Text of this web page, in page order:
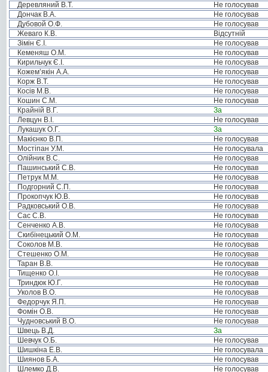
Деревляний В.Т.
Не голосував
Дончак В.А.
Не голосував
Дубовой О.Ф.
Не голосував
Жеваго К.В.
Відсутній
Зімін Є.І.
Не голосував
Кеменяш О.М.
Не голосував
Кирильчук Є.І.
Не голосував
Кожем’якін А.А.
Не голосував
Корж В.Т.
Не голосував
Косів М.В.
Не голосував
Кошин С.М.
Не голосував
Крайній В.Г.
За
Левцун В.І.
Не голосував
Лукашук О.Г.
За
Макієнко В.П.
Не голосував
Мостіпан У.М.
Не голосувала
Олійник В.С.
Не голосував
Пашинський С.В.
Не голосував
Петрук М.М.
Не голосував
Подгорний С.П.
Не голосував
Прокопчук Ю.В.
Не голосував
Радковський О.В.
Не голосував
Сас С.В.
Не голосував
Сенченко А.В.
Не голосував
Скибінецький О.М.
Не голосував
Соколов М.В.
Не голосував
Стешенко О.М.
Не голосував
Таран В.В.
Не голосував
Тищенко О.І.
Не голосував
Триндюк Ю.Г.
Не голосував
Уколов В.О.
Не голосував
Федорчук Я.П.
Не голосував
Фомін О.В.
Не голосував
Чудновський В.О.
Не голосував
Швець В.Д.
За
Шевчук О.Б.
Не голосував
Шишкіна Е.В.
Не голосувала
Шиянов Б.А.
Не голосував
Шлемко Д.В.
Не голосував